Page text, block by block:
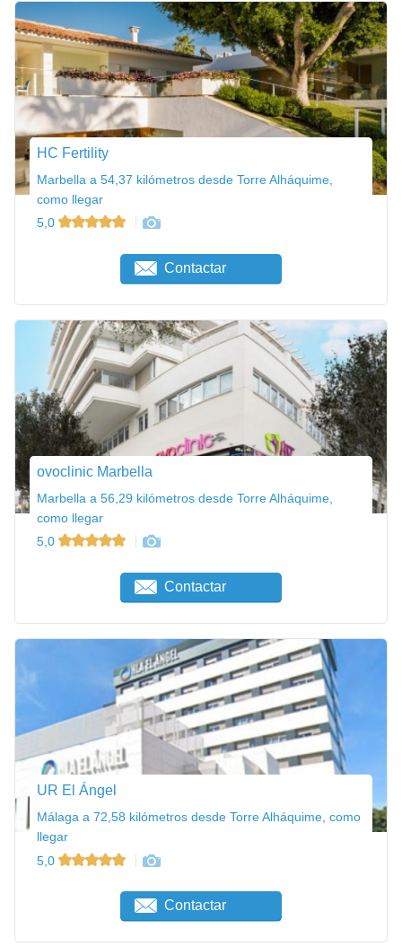
HC Fertility
Marbella a 54,37 kilómetros desde Torre Alháquime,
como llegar
5,0
Contactar
ovoclinic Marbella
Marbella a 56,29 kilómetros desde Torre Alháquime,
como llegar
5,0
Contactar
UR El Ángel
Málaga a 72,58 kilómetros desde Torre Alháquime, como
llegar
5,0
Contactar